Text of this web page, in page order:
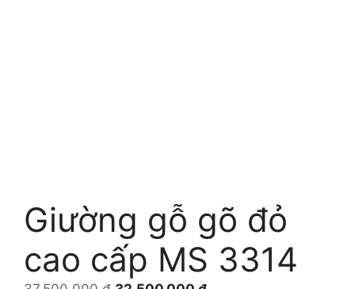
Giường gỗ gõ đỏ
cao cấp MS 3314